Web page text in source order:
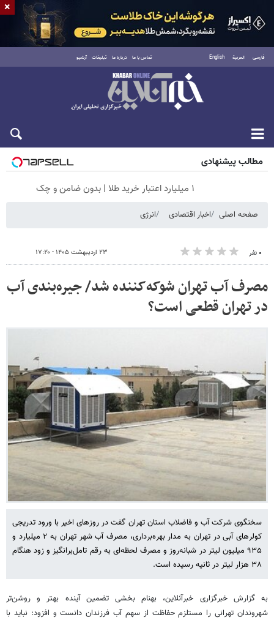
فارسی العربية English تماس با ما درباره ما تبلیغات آرشیو
جمعه ۱۶ مرداد ۱۴۰۵
مطالب پیشنهادی
۱ میلیارد اعتبار خرید طلا | بدون ضامن و چک
صفحه اصلی اخبار اقتصادی انرژی
۰ نفر ۲۳ اردیبهشت ۱۴۰۵ - ۱۷:۲۰
مصرف آب تهران شوکه‌کننده شد/ جیره‌بندی آب
در تهران قطعی است؟
سخنگوی شرکت آب و فاضلاب استان تهران گفت در روزهای اخیر با ورود تدریجی
کولرهای آبی در تهران به مدار بهره‌برداری، مصرف آب شهر تهران به ۲ میلیارد و
۹۳۵ میلیون لیتر در شبانه‌روز و مصرف لحظه‌ای به رقم تامل‌برانگیز و زود هنگام
۳۸ هزار لیتر در ثانیه رسیده است.
به گزارش خبرگزاری خبرآنلاین، بهنام بخشی تضمین آینده بهتر و روشن‌تر
شهروندان تهرانی را مستلزم حفاظت از سهم آب فرزندان دانست و افزود: نباید با
×